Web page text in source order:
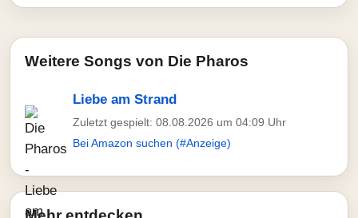
Weitere Songs von Die Pharos
Liebe am Strand
Zuletzt gespielt: 08.08.2026 um 04:09 Uhr
Bei Amazon suchen (#Anzeige)